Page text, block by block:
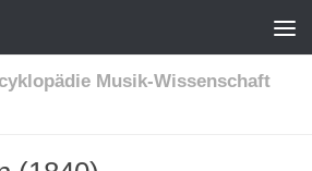
Musik-Wissenschaft